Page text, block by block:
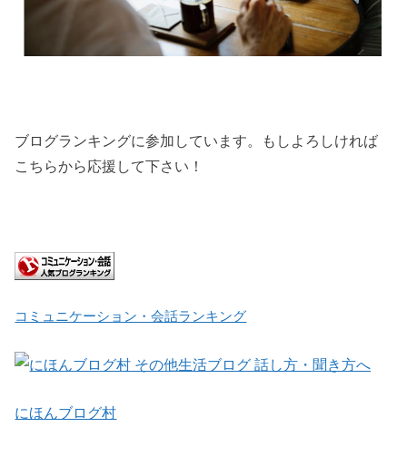
ブログランキングに参加しています。もしよろしければ
こちらから応援して下さい！
コミュニケーション・会話ランキング
にほんブログ村